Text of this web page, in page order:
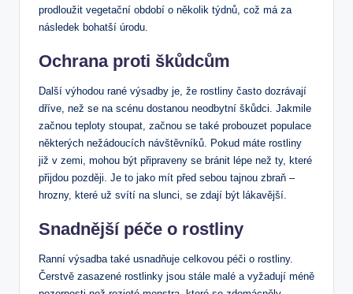
prodloužit vegetační období o několik týdnů, což má za
následek bohatší úrodu.
Ochrana proti škůdcům
Další výhodou rané výsadby je, že rostliny často dozrávají
dříve, než se na scénu dostanou neodbytní škůdci. Jakmile
začnou teploty stoupat, začnou se také probouzet populace
některých nežádoucích návštěvníků. Pokud máte rostliny
již v zemi, mohou být připraveny se bránit lépe než ty, které
přijdou později. Je to jako mít před sebou tajnou zbraň –
hrozny, které už svítí na slunci, se zdají být lákavější.
Snadnější péče o rostliny
Ranní výsadba také usnadňuje celkovou péči o rostliny.
Čerstvě zasazené rostlinky jsou stále malé a vyžadují méně